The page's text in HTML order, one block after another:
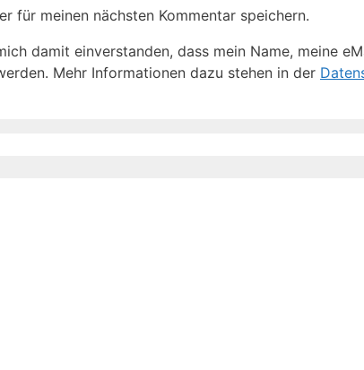
für meinen nächsten Kommentar speichern.
damit einverstanden, dass mein Name, meine
Mehr Informationen dazu stehen in der